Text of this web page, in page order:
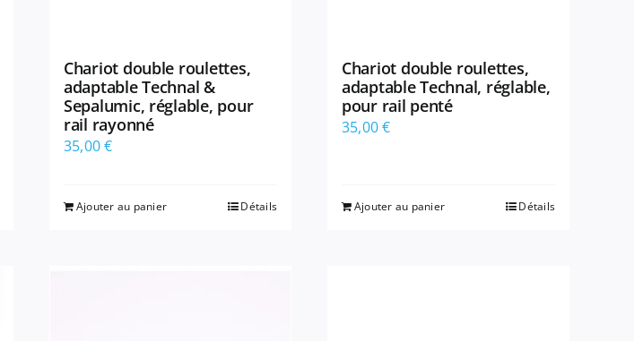
Chariot double roulettes,
adaptable Technal &
Sepalumic, réglable, pour
rail rayonné
35,00€
Ajouter au panier Détails
Chariot double roulettes,
adaptable Technal, réglable,
pour rail penté
35,00€
Ajouter au panier Détails